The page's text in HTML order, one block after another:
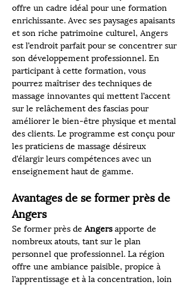
offre un cadre idéal pour une formation
enrichissante. Avec ses paysages apaisants
et son riche patrimoine culturel, Angers
est l’endroit parfait pour se concentrer sur
son développement professionnel. En
participant à cette formation, vous
pourrez maîtriser des techniques de
massage innovantes qui mettent l’accent
sur le relâchement des fascias pour
améliorer le bien-être physique et mental
des clients. Le programme est conçu pour
les praticiens de massage désireux
d’élargir leurs compétences avec un
enseignement haut de gamme.
Avantages de se former près de
Angers
Se former près de Angers apporte de
nombreux atouts, tant sur le plan
personnel que professionnel. La région
offre une ambiance paisible, propice à
l’apprentissage et à la concentration, loin